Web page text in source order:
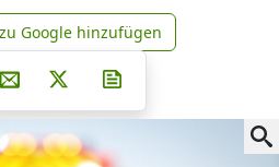
news.de zu Google
Google hinzufügen
auf Facebook
Teilen auf Whatsapp
Teilen auf Telegram
auf Pinterest
Per E-Mail teilen
Post auf X